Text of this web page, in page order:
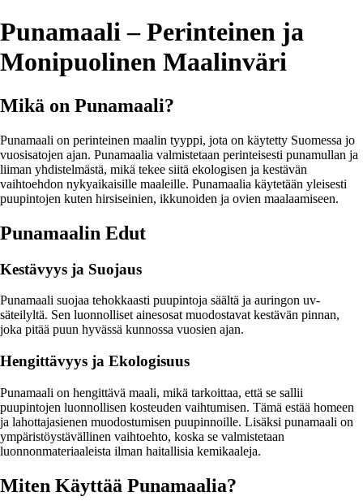
Punamaali – Perinteinen ja
Monipuolinen Maalinväri
Mikä on Punamaali?
Punamaali on perinteinen maalin tyyppi, jota on käytetty Suomessa jo
vuosisatojen ajan. Punamaalia valmistetaan perinteisesti punamullan ja
liiman yhdistelmästä, mikä tekee siitä ekologisen ja kestävän
vaihtoehdon nykyaikaisille maaleille. Punamaalia käytetään yleisesti
puupintojen kuten hirsiseinien, ikkunoiden ja ovien maalaamiseen.
Punamaalin Edut
Kestävyys ja Suojaus
Punamaali suojaa tehokkaasti puupintoja säältä ja auringon uv-
säteilyltä. Sen luonnolliset ainesosat muodostavat kestävän pinnan,
joka pitää puun hyvässä kunnossa vuosien ajan.
Hengittävyys ja Ekologisuus
Punamaali on hengittävä maali, mikä tarkoittaa, että se sallii
puupintojen luonnollisen kosteuden vaihtumisen. Tämä estää homeen
ja lahottajasienen muodostumisen puupinnoille. Lisäksi punamaali on
ympäristöystävällinen vaihtoehto, koska se valmistetaan
luonnonmateriaaleista ilman haitallisia kemikaaleja.
Miten Käyttää Punamaalia?